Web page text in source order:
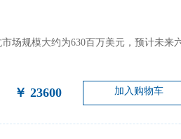
规模大约为630百万美元，预计未来
￥ 23600 加入购物车